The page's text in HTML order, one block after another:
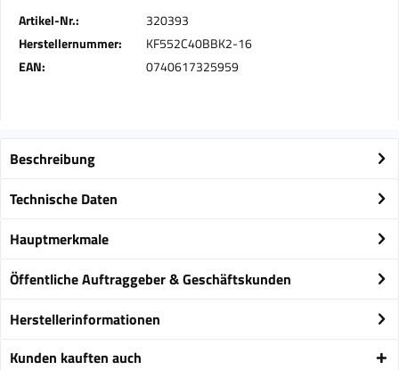
Artikel-Nr.:
320393
Herstellernummer:
KF552C40BBK2-16
EAN:
0740617325959
Beschreibung
Technische Daten
Hauptmerkmale
Öffentliche Auftraggeber & Geschäftskunden
Herstellerinformationen
Kunden kauften auch